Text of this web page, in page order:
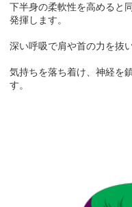
下半身の柔軟性を高めると
発揮します。
深い呼吸で肩や首の力を抜
気持ちを落ち着け、神経を
す。